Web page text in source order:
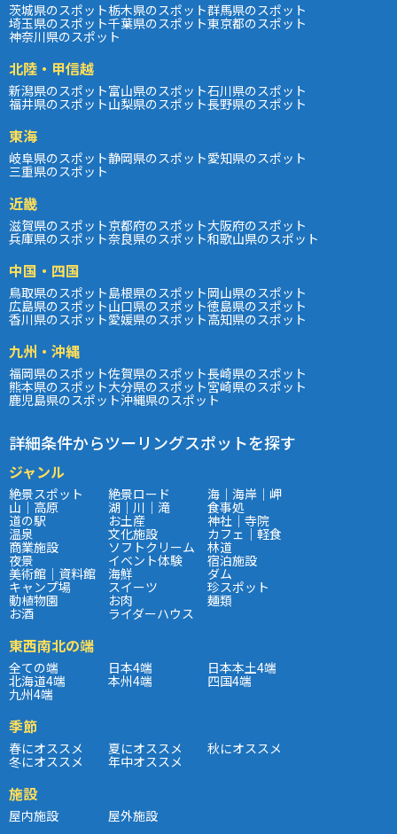
茨城県のスポット栃木県のスポット群馬県のスポット
埼玉県のスポット千葉県のスポット東京都のスポット
神奈川県のスポット
北陸・甲信越
新潟県のスポット富山県のスポット石川県のスポット
福井県のスポット山梨県のスポット長野県のスポット
東海
岐阜県のスポット静岡県のスポット愛知県のスポット
三重県のスポット
近畿
滋賀県のスポット京都府のスポット大阪府のスポット
兵庫県のスポット奈良県のスポット和歌山県のスポット
中国・四国
鳥取県のスポット島根県のスポット岡山県のスポット
広島県のスポット山口県のスポット徳島県のスポット
香川県のスポット愛媛県のスポット高知県のスポット
九州・沖縄
福岡県のスポット佐賀県のスポット長崎県のスポット
熊本県のスポット大分県のスポット宮崎県のスポット
鹿児島県のスポット沖縄県のスポット
詳細条件からツーリングスポットを探す
ジャンル
絶景スポット 絶景ロード 海｜海岸｜岬
山｜高原 湖｜川｜滝 食事処
道の駅 お土産 神社｜寺院
温泉 文化施設 カフェ｜軽食
商業施設 ソフトクリーム 林道
夜景 イベント体験 宿泊施設
美術館｜資料館 海鮮 ダム
キャンプ場 スイーツ 珍スポット
動植物園 お肉 麺類
お酒 ライダーハウス
東西南北の端
全ての端 日本4端 日本本土4端
北海道4端 本州4端 四国4端
九州4端
季節
春にオススメ 夏にオススメ 秋にオススメ
冬にオススメ 年中オススメ
施設
屋内施設 屋外施設